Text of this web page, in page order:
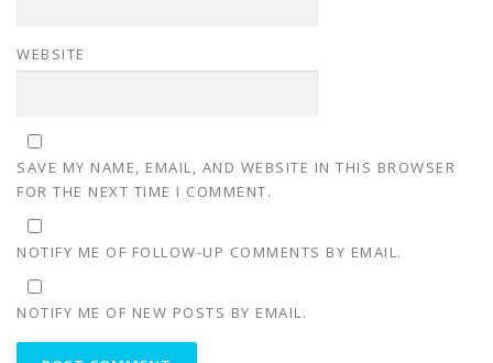
WEBSITE
SAVE MY NAME, EMAIL, AND WEBSITE IN THIS BROWSER
FOR THE NEXT TIME I COMMENT.
NOTIFY ME OF FOLLOW-UP COMMENTS BY EMAIL.
NOTIFY ME OF NEW POSTS BY EMAIL.